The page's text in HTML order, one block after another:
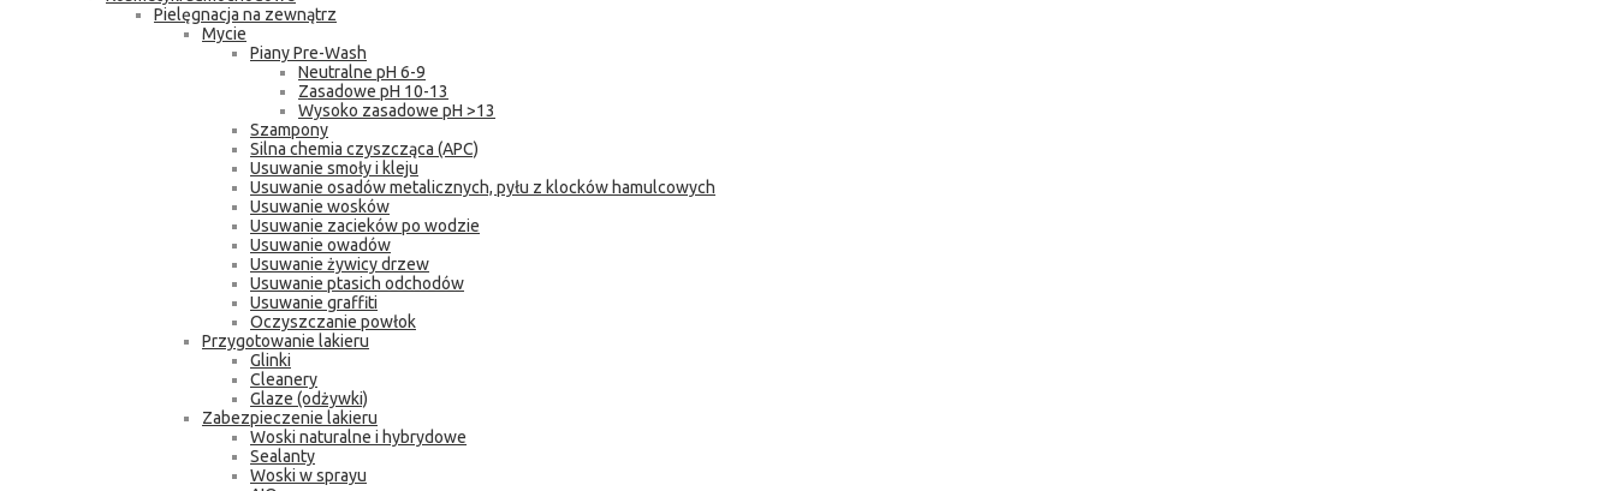
Pielęgnacja na zewnątrz
Mycie
Piany Pre-Wash
Neutralne pH 6-9
Zasadowe pH 10-13
Wysoko zasadowe pH >13
Szampony
Silna chemia czyszcząca (APC)
Usuwanie smoły i kleju
Usuwanie osadów metalicznych, pyłu z klocków hamulcowych
Usuwanie wosków
Usuwanie zacieków po wodzie
Usuwanie owadów
Usuwanie żywicy drzew
Usuwanie ptasich odchodów
Usuwanie graffiti
Oczyszczanie powłok
Przygotowanie lakieru
Glinki
Cleanery
Glaze (odżywki)
Zabezpieczenie lakieru
Woski naturalne i hybrydowe
Sealanty
Woski w sprayu